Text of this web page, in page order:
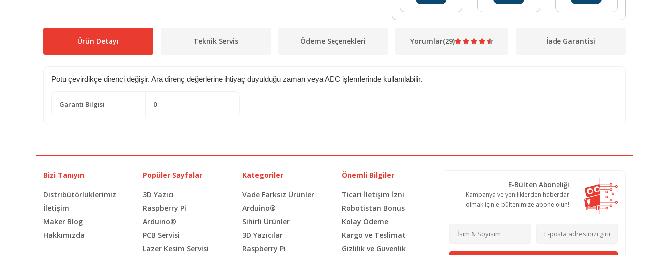
Ürün Detayı Teknik Servis Ödeme Seçenekleri Yorumlar(29) İade Garantisi
Potu çevirdikçe direnci değişir. Ara direnç değerlerine ihtiyaç duyulduğu zaman veya ADC işlemlerinde kullanılabilir.
Garanti Bilgisi 0
Bizi Tanıyın
Distribütörlüklerimiz
İletişim
Maker Blog
Hakkımızda
Popüler Sayfalar
3D Yazıcı
Raspberry Pi
Arduino®
PCB Servisi
Lazer Kesim Servisi
Kategoriler
Vade Farksız Ürünler
Arduino®
Sihirli Ürünler
3D Yazıcılar
Raspberry Pi
Önemli Bilgiler
Ticari İletişim İzni
Robotistan Bonus
Kolay Ödeme
Kargo ve Teslimat
Gizlilik ve Güvenlik
E-Bülten Aboneliği
Kampanya ve yeniliklerden haberdar
olmak için e-bültenimize abone olun!